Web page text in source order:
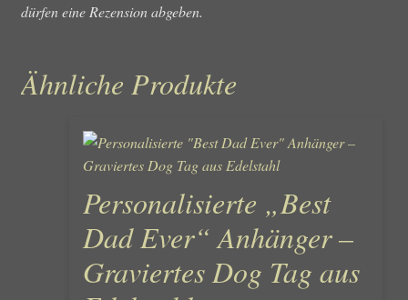
dürfen eine Rezension abgeben.
Ähnliche Produkte
Personalisierte „Best
Dad Ever“ Anhänger –
Graviertes Dog Tag aus